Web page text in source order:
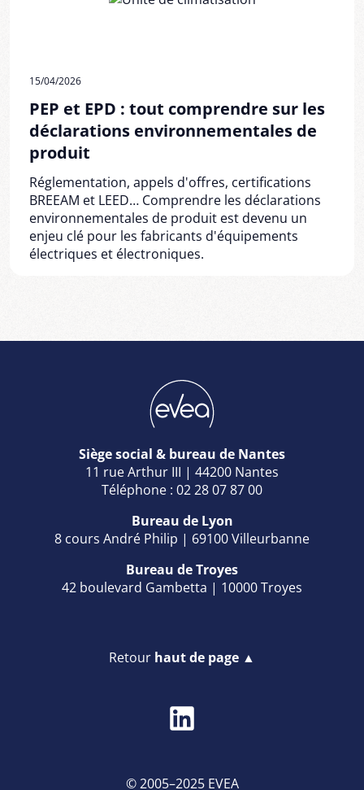
15/04/2026
PEP et EPD : tout comprendre sur les
déclarations environnementales de
produit
Réglementation, appels d'offres, certifications
BREEAM et LEED… Comprendre les déclarations
environnementales de produit est devenu un
enjeu clé pour les fabricants d'équipements
électriques et électroniques.
Siège social & bureau de Nantes
11 rue Arthur III | 44200 Nantes
Téléphone : 02 28 07 87 00
Bureau de Lyon
8 cours André Philip | 69100 Villeurbanne
Bureau de Troyes
42 boulevard Gambetta | 10000 Troyes
Retour haut de page ▲
© 2005–2025 EVEA